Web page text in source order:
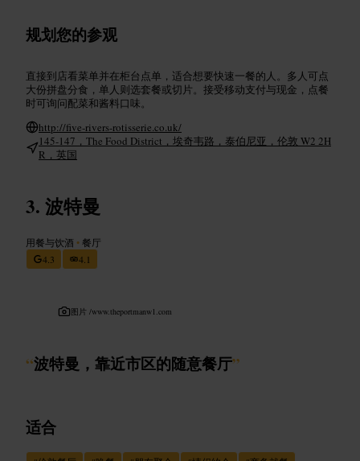
规划您的参观
直接到店看菜单并在柜台点单，适合想要快速一餐的人。多人可点
大份拼盘分食，单人则选套餐或切片。接受移动支付与现金，点餐
时可询问配菜和酱料口味。
http://five-rivers-rotisserie.co.uk/
145-147，The Food District，埃奇韦路，泰伯尼亚，伦敦 W2 2H
R，英国
波特曼
用餐与饮酒 •餐厅
4.3
4.1
图片 /www.theportmanw1.com
“波特曼，靠近市区的随意餐厅”
适合